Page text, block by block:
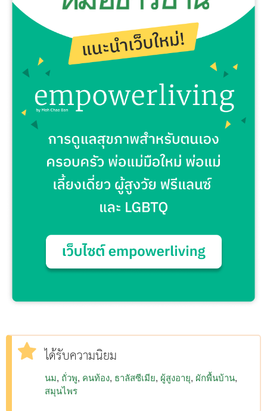
ได้รับความนิยม
นม ถั่วพู คนท้อง ธาลัสซีเมีย ผู้สูงอายุ ผักพื้นบ้าน
สมุนไพร